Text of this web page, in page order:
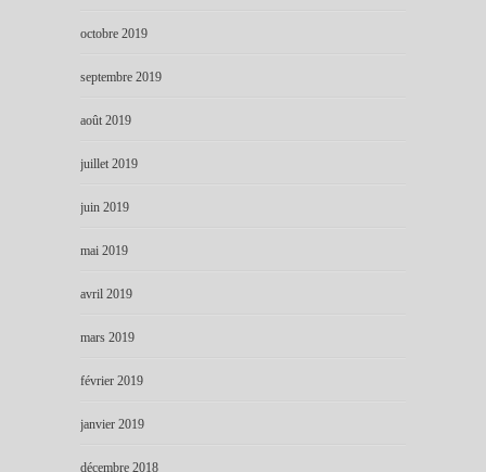
octobre 2019
septembre 2019
août 2019
juillet 2019
juin 2019
mai 2019
avril 2019
mars 2019
février 2019
janvier 2019
décembre 2018